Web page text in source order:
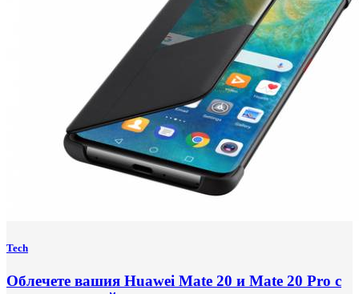
Tech
Облечете вашия Huawei Mate 20 и Mate 20 Pro с